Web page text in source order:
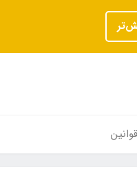
قوانین